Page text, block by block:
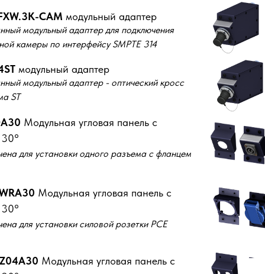
Модульная угловая панель с
для установки одного разъема с фланцем
модульный адаптер для подключения
камеры по интерфейсу SMPTE 314
CAM модульный адаптер
модульный адаптер - оптический кросс
ST
модульный адаптер
Модульная угловая панель с
для установки силовой розетки PCE
Модульная угловая панель с